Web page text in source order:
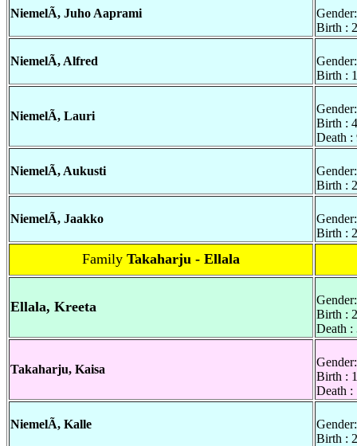
NiemelÃ, Juho Aaprami
Birth :
NiemelÃ, Alfred
Birth :
NiemelÃ, Lauri
Birth :
Death :
NiemelÃ, Aukusti
Birth :
NiemelÃ, Jaakko
Birth :
Family Takaharju - Ellala
Ellala, Kreeta
Birth :
Death :
Takaharju, Kaisa
Birth :
Death :
NiemelÃ, Kalle
Birth :